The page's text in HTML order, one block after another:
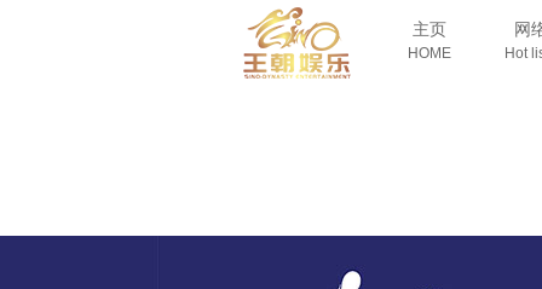
主页
HOME
网
Hot